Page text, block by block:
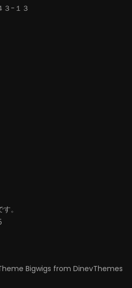
３−１３
。
Bigwigs from DinevThemes